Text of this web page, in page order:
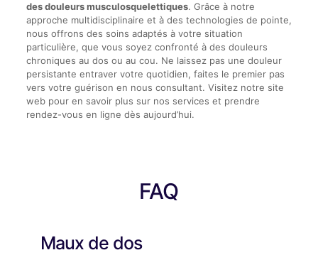
des douleurs musculosquelettiques. Grâce à notre
approche multidisciplinaire et à des technologies de pointe,
nous offrons des soins adaptés à votre situation
particulière, que vous soyez confronté à des douleurs
chroniques au dos ou au cou. Ne laissez pas une douleur
persistante entraver votre quotidien, faites le premier pas
vers votre guérison en nous consultant. Visitez notre site
web pour en savoir plus sur nos services et prendre
rendez-vous en ligne dès aujourd’hui.
FAQ
Maux de dos